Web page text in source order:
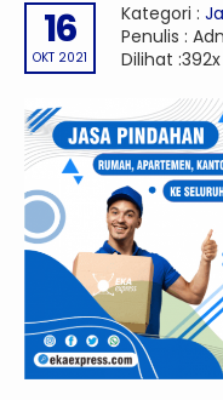
16
OKT 2021
Kategori :
Penulis :
Dilihat :392x